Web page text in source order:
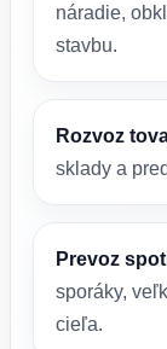
náradie,
stavbu.
Rozvoz
sklady a
Prevoz
sporáky,
cieľa.